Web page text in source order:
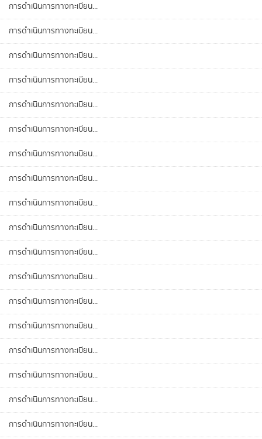
การดำเนินการทางทะเบียน...
การดำเนินการทางทะเบียน...
การดำเนินการทางทะเบียน...
การดำเนินการทางทะเบียน...
การดำเนินการทางทะเบียน...
การดำเนินการทางทะเบียน...
การดำเนินการทางทะเบียน...
การดำเนินการทางทะเบียน...
การดำเนินการทางทะเบียน...
การดำเนินการทางทะเบียน...
การดำเนินการทางทะเบียน...
การดำเนินการทางทะเบียน...
การดำเนินการทางทะเบียน...
การดำเนินการทางทะเบียน...
การดำเนินการทางทะเบียน...
การดำเนินการทางทะเบียน...
การดำเนินการทางทะเบียน...
การดำเนินการทางทะเบียน...